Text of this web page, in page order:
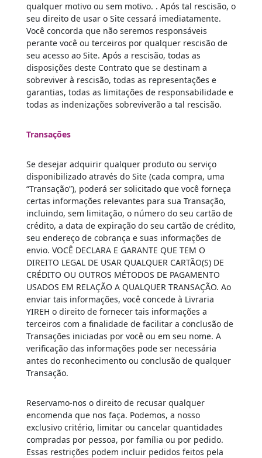
qualquer motivo ou sem motivo. . Após tal rescisão, o
seu direito de usar o Site cessará imediatamente.
Você concorda que não seremos responsáveis ​​
perante você ou terceiros por qualquer rescisão de
seu acesso ao Site. Após a rescisão, todas as
disposições deste Contrato que se destinam a
sobreviver à rescisão, todas as representações e
garantias, todas as limitações de responsabilidade e
todas as indenizações sobreviverão a tal rescisão.
Transações
Se desejar adquirir qualquer produto ou serviço
disponibilizado através do Site (cada compra, uma
“Transação”), poderá ser solicitado que você forneça
certas informações relevantes para sua Transação,
incluindo, sem limitação, o número do seu cartão de
crédito, a data de expiração do seu cartão de crédito,
seu endereço de cobrança e suas informações de
envio. VOCÊ DECLARA E GARANTE QUE TEM O
DIREITO LEGAL DE USAR QUALQUER CARTÃO(S) DE
CRÉDITO OU OUTROS MÉTODOS DE PAGAMENTO
USADOS EM RELAÇÃO A QUALQUER TRANSAÇÃO. Ao
enviar tais informações, você concede à Livraria
YIREH o direito de fornecer tais informações a
terceiros com a finalidade de facilitar a conclusão de
Transações iniciadas por você ou em seu nome. A
verificação das informações pode ser necessária
antes do reconhecimento ou conclusão de qualquer
Transação.
Reservamo-nos o direito de recusar qualquer
encomenda que nos faça. Podemos, a nosso
exclusivo critério, limitar ou cancelar quantidades
compradas por pessoa, por família ou por pedido.
Essas restrições podem incluir pedidos feitos pela